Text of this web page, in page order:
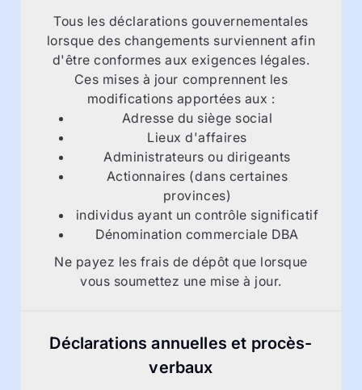
Tous les déclarations gouvernementales
lorsque des changements surviennent afin
d'être conformes aux exigences légales.
Ces mises à jour comprennent les
modifications apportées aux :
Adresse du siège social
Lieux d'affaires
Administrateurs ou dirigeants
Actionnaires (dans certaines
provinces)
individus ayant un contrôle significatif
Dénomination commerciale DBA
Ne payez les frais de dépôt que lorsque
vous soumettez une mise à jour.
Déclarations annuelles et procès-
verbaux